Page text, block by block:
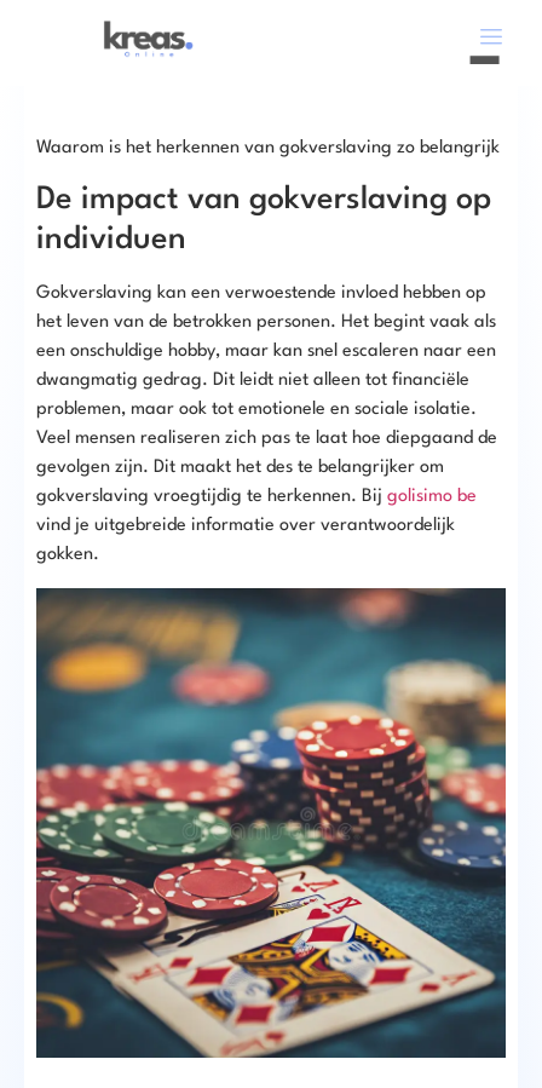
Waarom is het herkennen van gokverslaving zo belangrijk
De impact van gokverslaving op
individuen
Gokverslaving kan een verwoestende invloed hebben op
het leven van de betrokken personen. Het begint vaak als
een onschuldige hobby, maar kan snel escaleren naar een
dwangmatig gedrag. Dit leidt niet alleen tot financiële
problemen, maar ook tot emotionele en sociale isolatie.
Veel mensen realiseren zich pas te laat hoe diepgaand de
gevolgen zijn. Dit maakt het des te belangrijker om
gokverslaving vroegtijdig te herkennen. Bij golisimo be
vind je uitgebreide informatie over verantwoordelijk
gokken.